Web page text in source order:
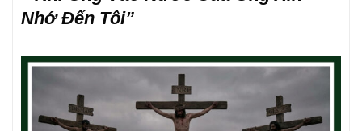
Nhớ Đến Tôi”